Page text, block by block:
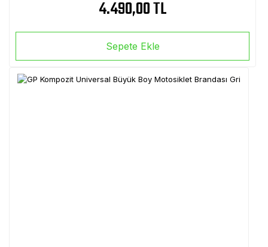
4.490,00 TL
Sepete Ekle